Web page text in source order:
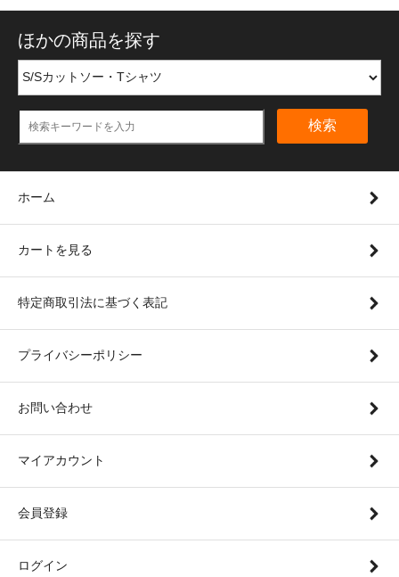
ほかの商品を探す
検索
ホーム
カートを見る
特定商取引法に基づく表記
プライバシーポリシー
お問い合わせ
マイアカウント
会員登録
ログイン